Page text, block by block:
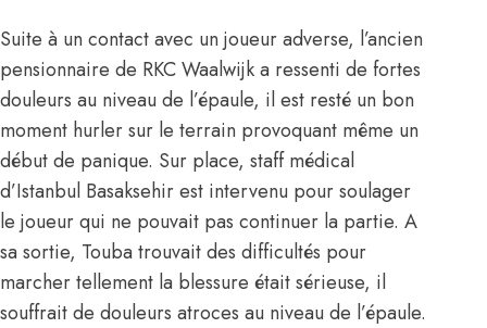
Suite à un contact avec un joueur adverse, l’ancien
pensionnaire de RKC Waalwijk a ressenti de fortes
douleurs au niveau de l’épaule, il est resté un bon
moment hurler sur le terrain provoquant même un
début de panique. Sur place, staff médical
d’Istanbul Basaksehir est intervenu pour soulager
le joueur qui ne pouvait pas continuer la partie. A
sa sortie, Touba trouvait des difficultés pour
marcher tellement la blessure était sérieuse, il
souffrait de douleurs atroces au niveau de l’épaule.